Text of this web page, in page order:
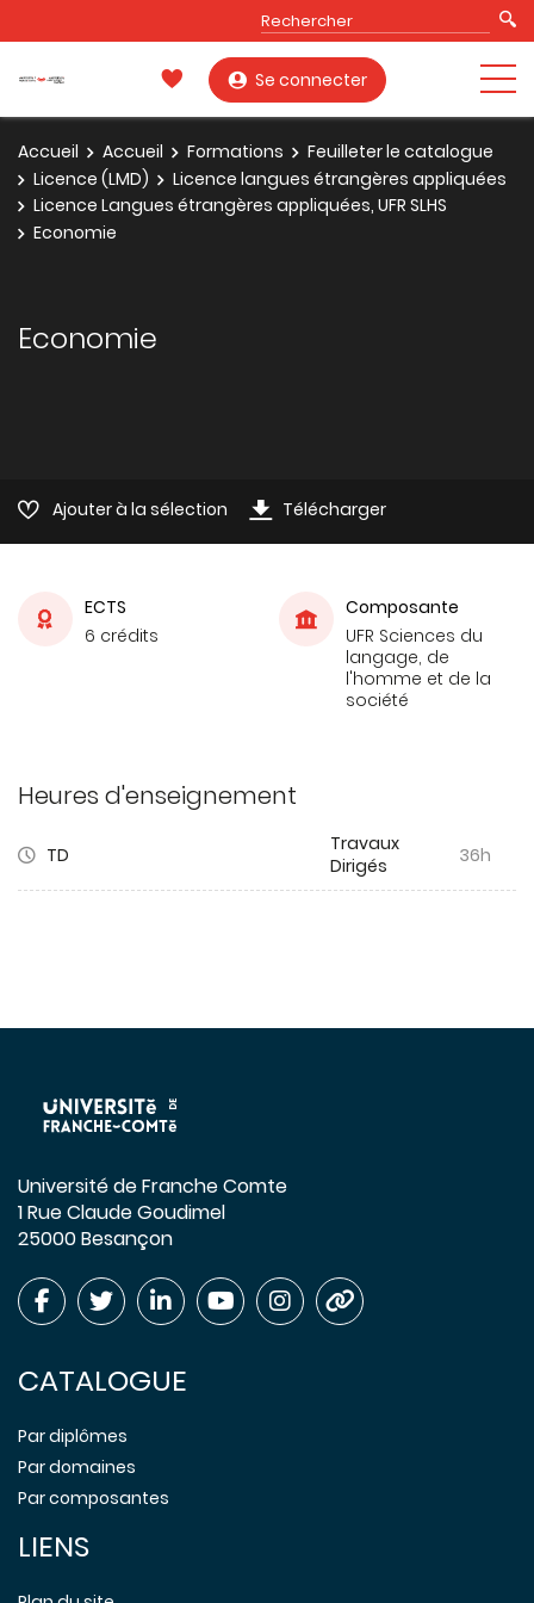
Se connecter
Accueil Accueil Formations
Feuilleter le catalogue
Licence (LMD)
Licence langues étrangères appliquées
Licence Langues étrangères appliquées, UFR SLHS
Economie
Economie
Ajouter à la sélection Télécharger
ECTS
6 crédits
Composante
UFR Sciences du
langage, de
l'homme et de la
société
Heures d'enseignement
TD
Travaux
Dirigés
36h
Université de Franche Comte
1 Rue Claude Goudimel
25000 Besançon
CATALOGUE
Par diplômes
Par domaines
Par composantes
LIENS